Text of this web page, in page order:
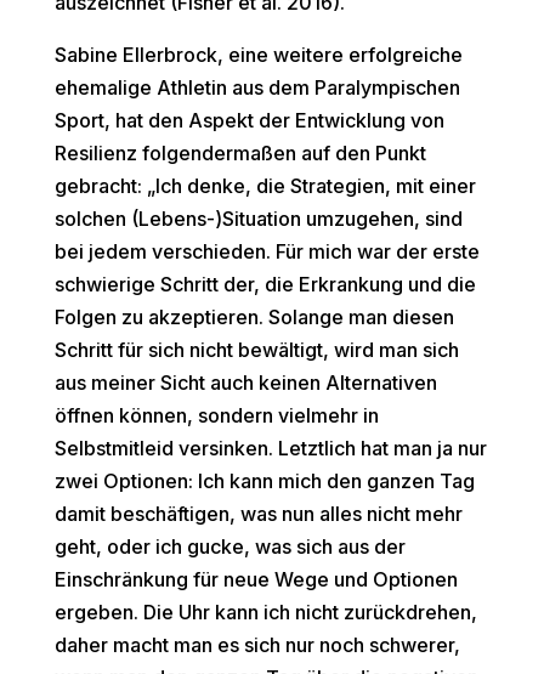
Sabine Ellerbrock, eine weitere erfolgreiche
ehemalige Athletin aus dem Paralympischen
Sport, hat den Aspekt der Entwicklung von
Resilienz folgendermaßen auf den Punkt
gebracht: „Ich denke, die Strategien, mit einer
solchen (Lebens-)Situation umzugehen, sind
bei jedem verschieden. Für mich war der erste
schwierige Schritt der, die Erkrankung und die
Folgen zu akzeptieren. Solange man diesen
Schritt für sich nicht bewältigt, wird man sich
aus meiner Sicht auch keinen Alternativen
öffnen können, sondern vielmehr in
Selbstmitleid versinken. Letztlich hat man ja nur
zwei Optionen: Ich kann mich den ganzen Tag
damit beschäftigen, was nun alles nicht mehr
geht, oder ich gucke, was sich aus der
Einschränkung für neue Wege und Optionen
ergeben. Die Uhr kann ich nicht zurückdrehen,
daher macht man es sich nur noch schwerer,